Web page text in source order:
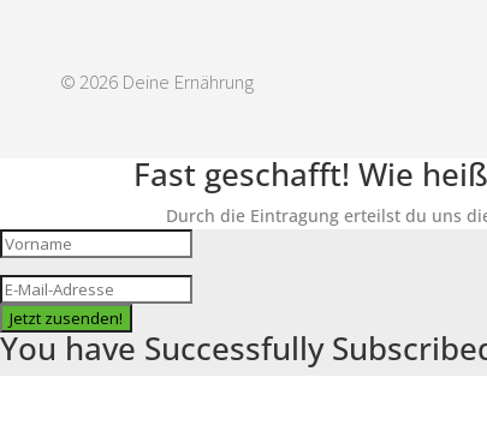
© 2026 Deine Ernährung
Fast geschafft! Wie
Durch die Eintragung erteilst du uns
Jetzt zusenden!
You have Successfully